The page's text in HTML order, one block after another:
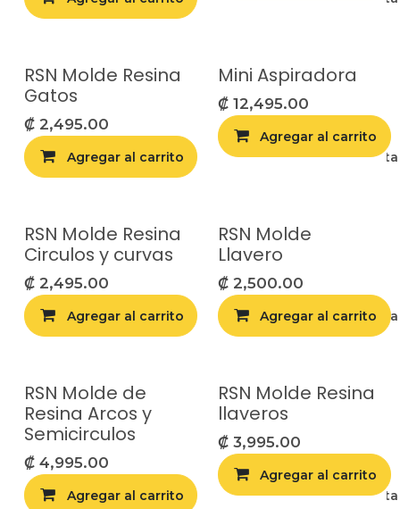
RSN Molde Resina
Gatos
₡ 2,495.00
Agregar al carrito Agregar a la
Mini Aspiradora
₡ 12,495.00
Agregar al carrito
RSN Molde Resina
Circulos y curvas
₡ 2,495.00
Agregar al carrito Agregar a la
RSN Molde
Llavero
₡ 2,500.00
Agregar al carrito
RSN Molde de
Resina Arcos y
Semicirculos
₡ 4,995.00
Agregar al carrito Agregar a la
RSN Molde Resina
llaveros
₡ 3,995.00
Agregar al carrito